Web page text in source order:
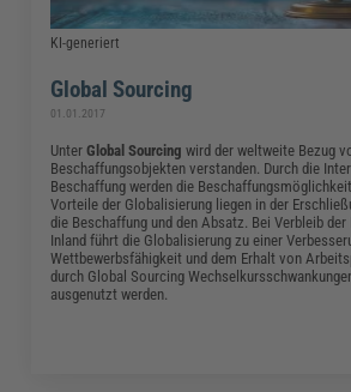
KI-generiert
Global Sourcing
01.01.2017
UnterGlobal Sourcing wird der weltweite Bezug
Beschaffungsobjekten verstanden. Durch die
Beschaffung werden die
Vorteile der Globalisierung liegen in der
die Beschaffung und den Absatz. Bei Verbleib
Inland führt die Globalisierung zu einer
Wettbewerbsfähigkeit und dem Erhalt von
durch Global Sourcing
ausgenutzt werden.